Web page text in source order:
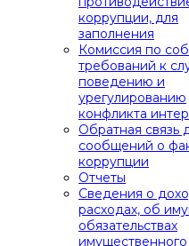
коррупции, для
заполнения
Комиссия по
требований к
поведению и
урегулированию
конфликта
Обратная связь
сообщений о
коррупции
Отчеты
Сведения о
расходах, об
обязательствах
имущественного